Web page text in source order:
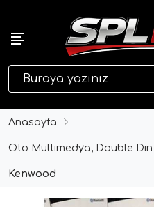
Anasayfa
Oto Multimedya, Double Din
Kenwood